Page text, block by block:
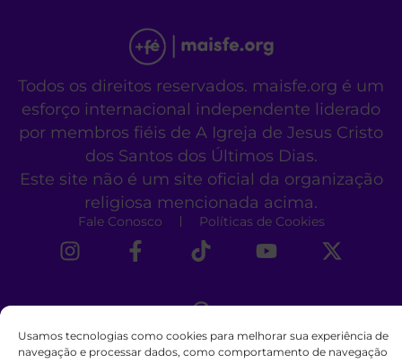
Usamos tecnologias como cookies para melhorar sua experiência de
navegação e processar dados, como comportamento de navegação
Todos os direitos reservados. maisfe.org é um
esforço internacional independente liderado
por membros fiéis de A Igreja de Jesus Cristo
dos Santos dos Últimos Dias.
Este site não é um site oficial da organização
religiosa mencionada acima.
Fale Conosco Políticas de Cookies